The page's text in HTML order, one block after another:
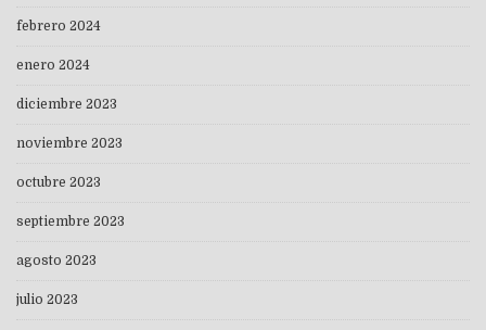
febrero 2024
enero 2024
diciembre 2023
noviembre 2023
octubre 2023
septiembre 2023
agosto 2023
julio 2023